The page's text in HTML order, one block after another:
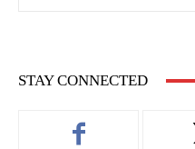
STAY CONNECTED